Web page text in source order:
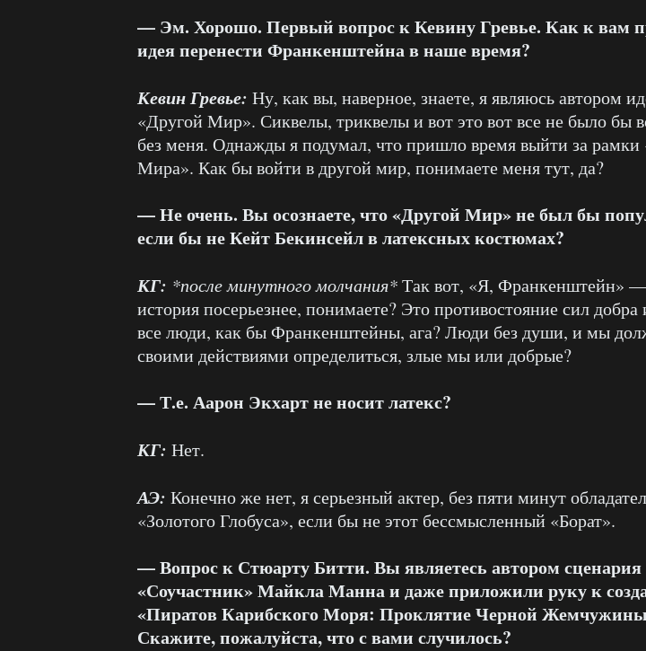
— Эм. Хорошо. Первый вопрос к Кевину Гревье. Как к вам
идея перенести Франкенштейна в наше время?
Кевин Гревье: Ну, как вы, наверное, знаете, я являюсь автором
«Другой Мир». Сиквелы, триквелы и вот это вот все не было бы
без меня. Однажды я подумал, что пришло время выйти за рамки
Мира». Как бы войти в другой мир, понимаете меня тут, да?
— Не очень. Вы осознаете, что «Другой Мир» не был бы
если бы не Кейт Бекинсейл в латексных костюмах?
КГ: *после минутного молчания*Так вот, «Я, Франкенштейн»
история посерьезнее, понимаете? Это противостояние сил
все люди, как бы Франкенштейны, ага? Люди без души, и мы
своими действиями определиться, злые мы или добрые?
— Т.е. Аарон Экхарт не носит латекс?
КГ: Нет.
АЭ: Конечно же нет, я серьезный актер, без пяти минут
«Золотого Глобуса», если бы не этот бессмысленный «Борат».
— Вопрос к Стюарту Битти. Вы являетесь автором
«Соучастник» Майкла Манна и даже приложили руку к
«Пиратов Карибского Моря: Проклятие Черной
Скажите, пожалуйста, что с вами случилось?